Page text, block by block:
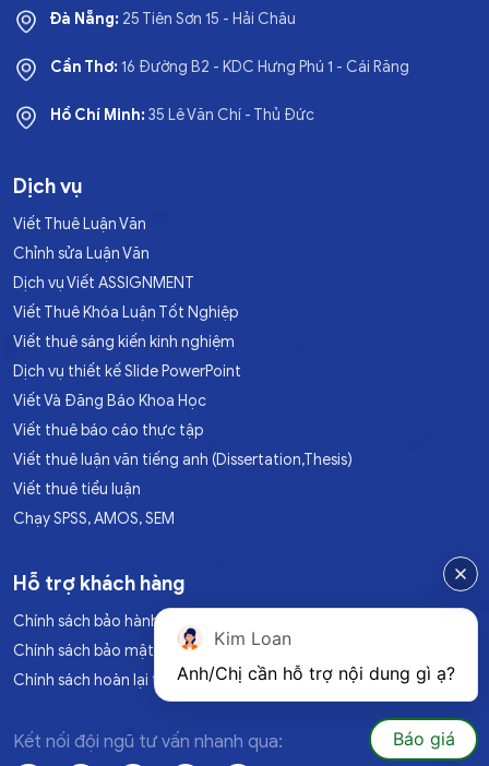
Đà Nẵng: 25 Tiên Sơn 15 - Hải Châu
Cần Thơ:16 Đường B2 - KDC Hưng Phú 1 - Cái Răng
Hồ Chí Minh:35 Lê Văn Chí - Thủ Đức
Dịch vụ
Viết Thuê Luận Văn
Chỉnh sửa Luận Văn
Dịch vụ Viết ASSIGNMENT
Viết Thuê Khóa Luận Tốt Nghiệp
Viết thuê sáng kiến kinh nghiệm
Dịch vụ thiết kế Slide PowerPoint
Viết Và Đăng Báo Khoa Học
Viết thuê báo cáo thực tập
Viết thuê luận văn tiếng anh (Dissertation,Thesis)
Viết thuê tiểu luận
Chạy SPSS, AMOS, SEM
Hỗ trợ khách hàng
Chính sách bảo hành
Chính sách bảo mật
Chính sách hoàn lại tiền
Kết nối đội ngũ tư vấn nhanh qua:
Kim Loan
Anh/Chị cần hỗ trợ nội dung gì ạ?
Báo giá